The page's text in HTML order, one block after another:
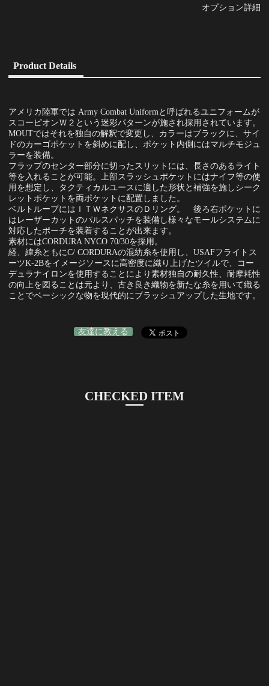
オプション詳細
Product Details
アメリカ陸軍では Army Combat Uniformと呼ばれるユニフォームが
スコーピオンＷ２という迷彩パターンが施され採用されています。
MOUTではそれを独自の解釈で変更し、カラーはブラックに、サイ
ドのカーゴポケットを斜めに配し、ポケット内側にはマルチモジュ
ラーを装備。
フラップのセンター部分に切ったスリットには、長さのあるライト
等を入れることが可能。上部スラッシュポケットにはナイフ等の使
用を想定し、タクティカルユースに適した形状と補強を施しシーク
レットポケットを両ポケットに配置しました。
ベルトループにはＩＴＷネクサスのＤリング。 後ろ右ポケットに
はレーザーカットのパルスパッチを装備し様々なモールシステムに
対応したポーチを装着することが出来ます。
素材にはCORDURA NYCO 70/30を採用。
経、緯糸ともにC/ CORDURAの混紡糸を使用し、USAFフライトス
ーツK-2Bをイメージソースに高密度に織り上げたツイルで、コー
デュラナイロンを使用することにより素材独自の耐久性、耐摩耗性
の向上を図ることは元より、古き良き織物を新たな糸を用いて織る
ことでベーシックな物を現代的にブラッシュアップした生地です。
友達に教える
CHECKED ITEM